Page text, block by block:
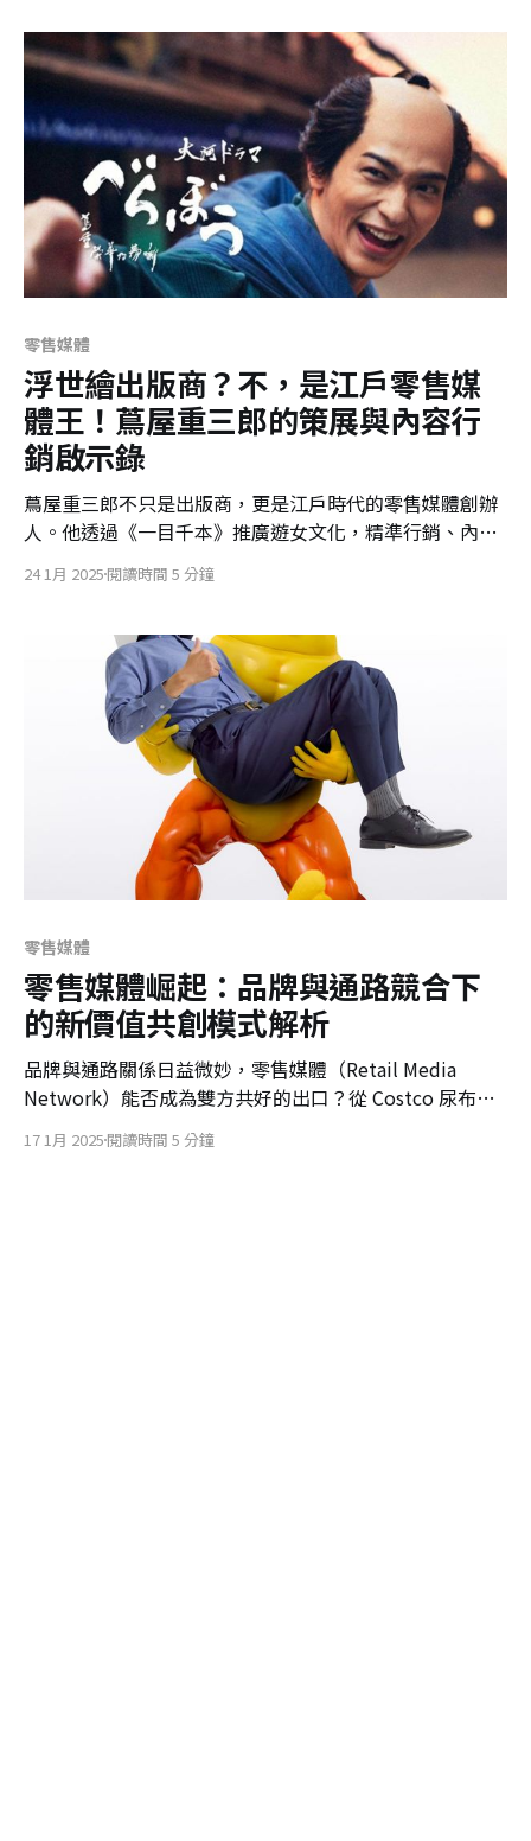
零售媒體
浮世繪出版商？不，是江戶零售媒
體王！蔦屋重三郎的策展與內容行
銷啟示錄
蔦屋重三郎不只是出版商，更是江戶時代的零售媒體創辦
人。他透過《一目千本》推廣遊女文化，精準行銷、內容
策展與眾籌思維如出一轍今日的亞馬遜與零售媒體平台。
推薦日劇《大膽狂徒～蔦重繁華如夢故事》，一起回溯這
24 1月 2025 閱讀時間 5 分鐘
零售媒體
零售媒體崛起：品牌與通路競合下
的新價值共創模式解析
品牌與通路關係日益微妙，零售媒體（Retail Media
Network）能否成為雙方共好的出口？從 Costco 尿布更
換代工，到 Amazon 與伊藤洋華堂的數據廣告策略，本篇
帶你理解零售媒體從行銷工具邁向價值共創平台的轉變。
17 1月 2025 閱讀時間 5 分鐘